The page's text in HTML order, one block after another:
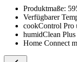
Produktmaße:
Verfügbarer
cookControl Pro
humidClean
Home Connect